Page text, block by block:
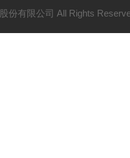
份有限公司 All Rights